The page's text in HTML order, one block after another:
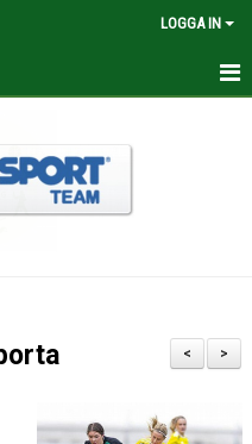
LOGGA IN
>
<